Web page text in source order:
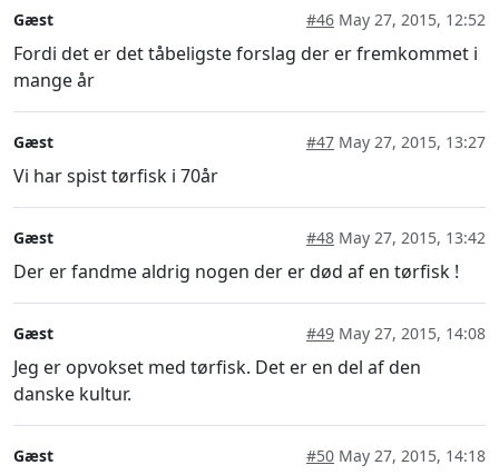
Gæst #46 May 27, 2015, 12:52
Fordi det er det tåbeligste forslag der er fremkommet i
mange år
Gæst #47 May 27, 2015, 13:27
Vi har spist tørfisk i 70år
Gæst #48 May 27, 2015, 13:42
Der er fandme aldrig nogen der er død af en tørfisk !
Gæst #49 May 27, 2015, 14:08
Jeg er opvokset med tørfisk. Det er en del af den
danske kultur.
Gæst #50 May 27, 2015, 14:18